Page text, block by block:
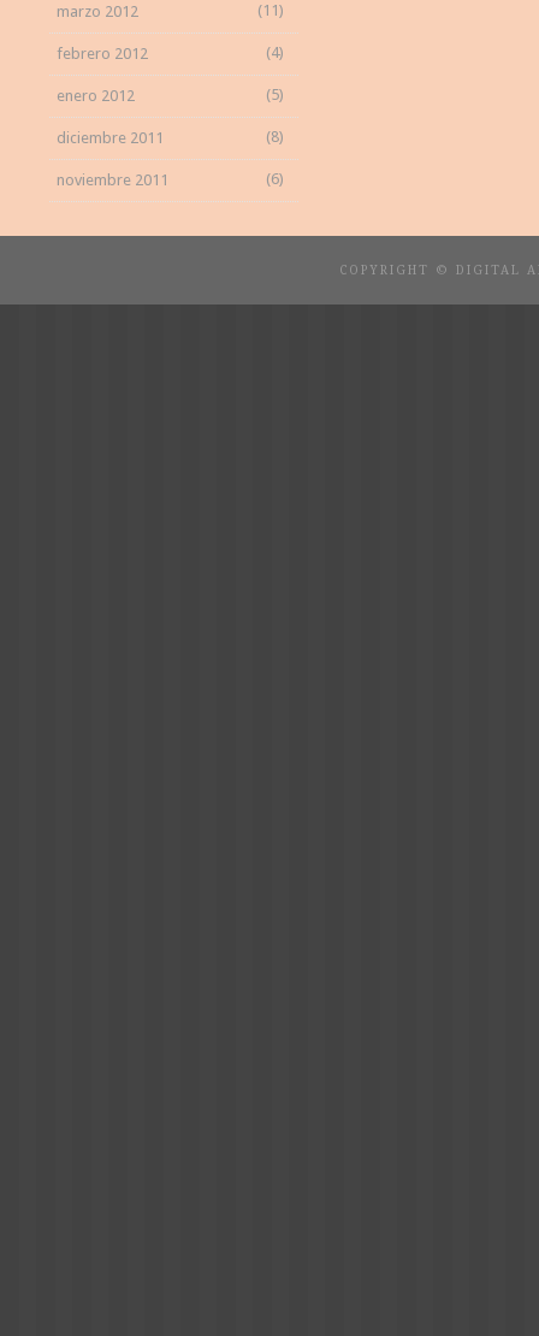
marzo 2012 (11)
febrero 2012 (4)
enero 2012 (5)
diciembre 2011 (8)
noviembre 2011 (6)
COPYRIGHT © DIGITAL